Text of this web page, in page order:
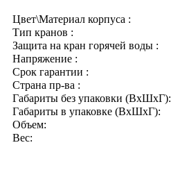
Цвет\Материал корпуса :
Тип кранов :
Защита на кран горячей воды :
Напряжение :
Срок гарантии :
Страна пр-ва :
Габариты без упаковки (ВxШxГ):
Габариты в упаковке (ВxШxГ):
Объем:
Вес: